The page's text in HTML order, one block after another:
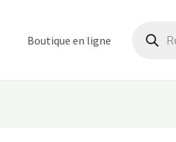
Boutique en ligne produits